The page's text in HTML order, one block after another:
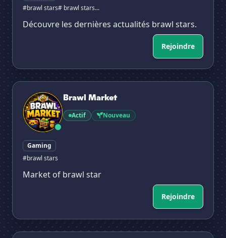
#brawl stars# brawl stars...
Découvre les dernières actualités brawl stars.
Rejoindre
Brawl Market
Brawl Market
Actif Nouveau
Gaming
#brawl stars
Market of brawl star
Rejoindre